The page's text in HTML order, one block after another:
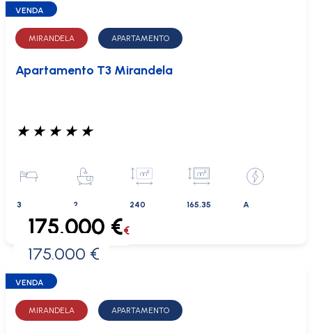
VENDA
MIRANDELA APARTAMENTO
Apartamento T3 Mirandela
★ ★ ★ ★ ★
3 2 240 165.35 A
0 €
175.000 €€
175.000 €
VENDA
MIRANDELA APARTAMENTO